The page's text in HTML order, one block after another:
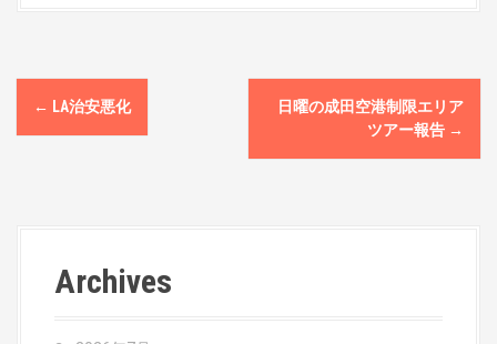
P
o
← LA治安悪化
日曜の成田空港制限エリア
ツアー報告 →
Archives